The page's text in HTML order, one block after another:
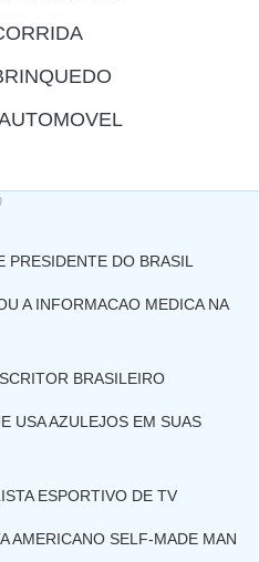
PRESIDENTE DO BRASIL
A INFORMACAO MEDICA NA
BRASILEIRO
USA AZULEJOS EM SUAS
ESPORTIVO DE TV
AMERICANO SELF-MADE MAN